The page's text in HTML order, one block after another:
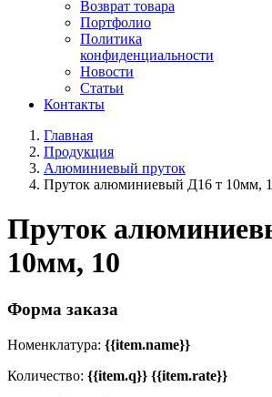
Возврат товара
Портфолио
Политика
конфиденциальности
Новости
Статьи
Контакты
Главная
Продукция
Алюминиевый пруток
Пруток алюминиевый Д16 т 10мм,
Пруток
10мм, 10
Форма заказа
Номенклатура: {{item.name}}
Количество: {{item.q}} {{item.rate}}